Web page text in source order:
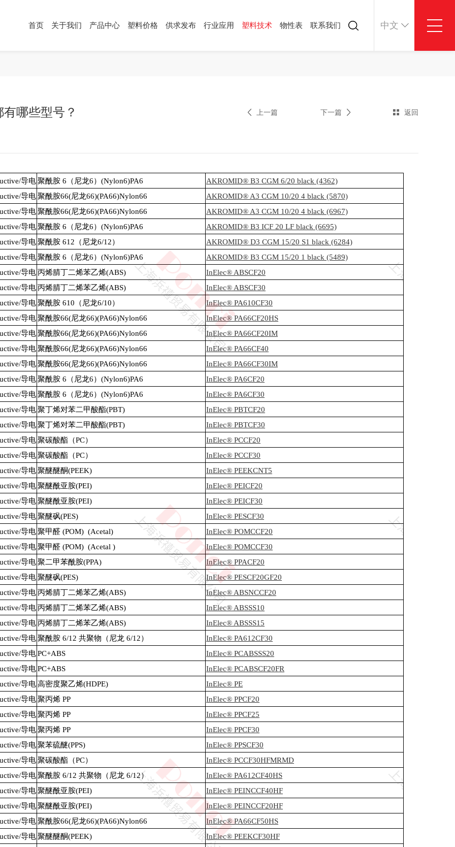
首页 关于我们 产品中心 塑料价格 供求发布 行业应用 塑料技术 物性表 联系我们 中文
按性能
哪些型号？ 上一篇 下一篇 返回
导电聚酰胺 6（尼龙6）(Nylon6)PA6
AKROMID® B3 CGM 6/20 black (4362)
导电聚酰胺66(尼龙66)(PA66)Nylon66
AKROMID® A3 CGM 10/20 4 black (5870)
导电聚酰胺66(尼龙66)(PA66)Nylon66
AKROMID® A3 CGM 10/20 4 black (6967)
导电聚酰胺 6（尼龙6）(Nylon6)PA6
AKROMID® B3 ICF 20 LF black (6695)
导电聚酰胺 612（尼龙6/12）
AKROMID® D3 CGM 15/20 S1 black (6284)
导电聚酰胺 6（尼龙6）(Nylon6)PA6
AKROMID® B3 CGM 15/20 1 black (5489)
导电丙烯腈丁二烯苯乙烯(ABS)
InElec® ABSCF20
导电丙烯腈丁二烯苯乙烯(ABS)
InElec® ABSCF30
导电聚酰胺 610（尼龙6/10）
InElec® PA610CF30
导电聚酰胺66(尼龙66)(PA66)Nylon66
InElec® PA66CF20HS
导电聚酰胺66(尼龙66)(PA66)Nylon66
InElec® PA66CF20IM
导电聚酰胺66(尼龙66)(PA66)Nylon66
InElec® PA66CF40
导电聚酰胺66(尼龙66)(PA66)Nylon66
InElec® PA66CF30IM
导电聚酰胺 6（尼龙6）(Nylon6)PA6
InElec® PA6CF20
导电聚酰胺 6（尼龙6）(Nylon6)PA6
InElec® PA6CF30
导电聚丁烯对苯二甲酸酯(PBT)
InElec® PBTCF20
导电聚丁烯对苯二甲酸酯(PBT)
InElec® PBTCF30
导电聚碳酸酯（PC）
InElec® PCCF20
导电聚碳酸酯（PC）
InElec® PCCF30
导电聚醚醚酮(PEEK)
InElec® PEEKCNT5
导电聚醚酰亚胺(PEI)
InElec® PEICF20
导电聚醚酰亚胺(PEI)
InElec® PEICF30
导电聚醚砜(PES)
InElec® PESCF30
导电聚甲醛 (POM) (Acetal)
InElec® POMCCF20
导电聚甲醛 (POM) (Acetal )
InElec® POMCCF30
导电聚二甲苯酰胺(PPA)
InElec® PPACF20
导电聚醚砜(PES)
InElec® PESCF20GF20
导电丙烯腈丁二烯苯乙烯(ABS)
InElec® ABSNCCF20
导电丙烯腈丁二烯苯乙烯(ABS)
InElec® ABSSS10
导电丙烯腈丁二烯苯乙烯(ABS)
InElec® ABSSS15
导电聚酰胺 6/12 共聚物（尼龙 6/12）
InElec® PA612CF30
导电PC+ABS
InElec® PCABSSS20
导电PC+ABS
InElec® PCABSCF20FR
导电高密度聚乙烯(HDPE)
InElec® PE
导电聚丙烯 PP
InElec® PPCF20
导电聚丙烯 PP
InElec® PPCF25
导电聚丙烯 PP
InElec® PPCF30
导电聚苯硫醚(PPS)
InElec® PPSCF30
导电聚碳酸酯（PC）
InElec® PCCF30HFMRMD
导电聚酰胺 6/12 共聚物（尼龙 6/12）
InElec® PA612CF40HS
导电聚醚酰亚胺(PEI)
InElec® PEINCCF40HF
导电聚醚酰亚胺(PEI)
InElec® PEINCCF20HF
导电聚酰胺66(尼龙66)(PA66)Nylon66
InElec® PA66CF50HS
导电聚醚醚酮(PEEK)
InElec® PEEKCF30HF